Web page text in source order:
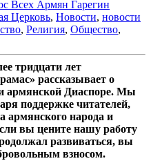
Всех Армян Гарегин
Церковь, Новости, новости
, Религия, Общество,
тридцати лет
рассказывает о
армянской Диаспоре. Мы
поддержке читателей,
армянского народа и
вы цените нашу работу
развиваться, вы
взносом.